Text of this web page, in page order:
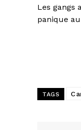
Les gangs
panique
TAGS